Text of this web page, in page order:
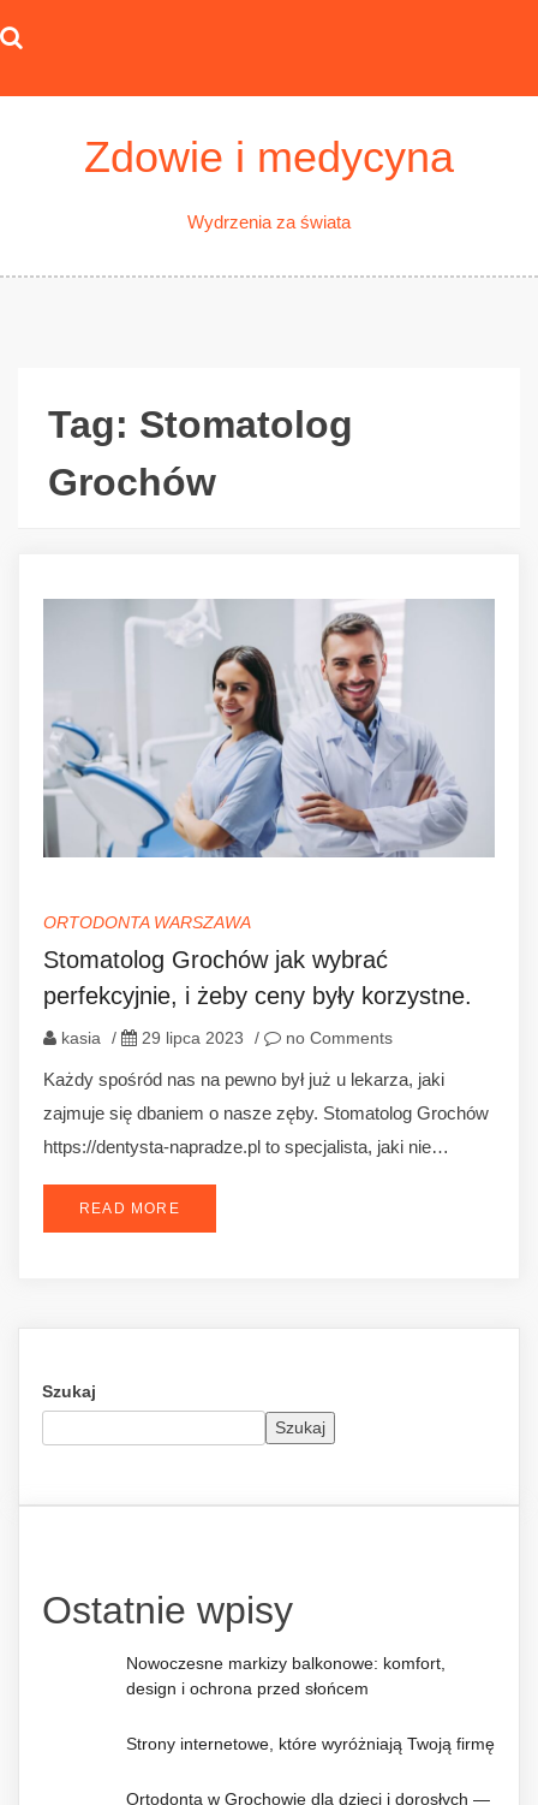
to
Zdowie i medycyna
Wydrzenia za świata
Tag: Stomatolog
Grochów
ORTODONTA WARSZAWA
Stomatolog Grochów jak wybrać
perfekcyjnie, i żeby ceny były korzystne.
kasia / 29 lipca 2023 / no Comments
Każdy spośród nas na pewno był już u lekarza, jaki
zajmuje się dbaniem o nasze zęby. Stomatolog Grochów
https://dentysta-napradze.pl to specjalista, jaki nie…
READ MORE
Szukaj
Szukaj
Ostatnie wpisy
Nowoczesne markizy balkonowe: komfort,
design i ochrona przed słońcem
Strony internetowe, które wyróżniają Twoją firmę
Ortodonta w Grochowie dla dzieci i dorosłych —